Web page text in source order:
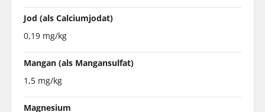
Jod (als Calciumjodat)
0,19 mg/kg
Mangan (als Mangansulfat)
1,5 mg/kg
Magnesium